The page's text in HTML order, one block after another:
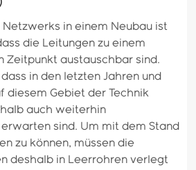
Netzwerks in einem Neubau ist
die Leitungen zu einem
Zeitpunkt austauschbar sind.
dass in den letzten Jahren und
diesem Gebiet der Technik
auch weiterhin
sind. Um mit dem Stand
zu können, müssen die
deshalb in Leerrohren verlegt